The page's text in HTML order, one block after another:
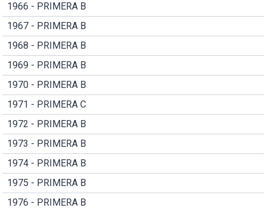
1966 - PRIMERA B
1967 - PRIMERA B
1968 - PRIMERA B
1969 - PRIMERA B
1970 - PRIMERA B
1971 - PRIMERA C
1972 - PRIMERA B
1973 - PRIMERA B
1974 - PRIMERA B
1975 - PRIMERA B
1976 - PRIMERA B